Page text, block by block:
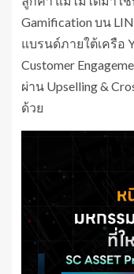
Gamification บน
แบรนด์ภายใต้เครือ
Customer
ผ่าน Upselling &
ด้วย